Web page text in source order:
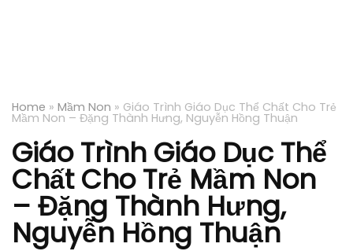
Home » Mầm Non » Giáo Trình Giáo Dục Thể Chất Cho Trẻ
Mầm Non – Đặng Thành Hưng, Nguyễn Hồng Thuận
Giáo Trình Giáo Dục Thể
Chất Cho Trẻ Mầm Non
– Đặng Thành Hưng,
Nguyễn Hồng Thuận